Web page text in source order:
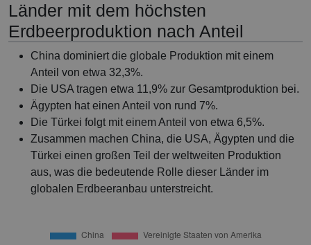
Länder mit dem höchsten
Erdbeerproduktion nach Anteil
China dominiert die globale Produktion mit einem
Anteil von etwa 32,3%.
Die USA tragen etwa 11,9% zur Gesamtproduktion bei.
Ägypten hat einen Anteil von rund 7%.
Die Türkei folgt mit einem Anteil von etwa 6,5%.
Zusammen machen China, die USA, Ägypten und die
Türkei einen großen Teil der weltweiten Produktion
aus, was die bedeutende Rolle dieser Länder im
globalen Erdbeeranbau unterstreicht.